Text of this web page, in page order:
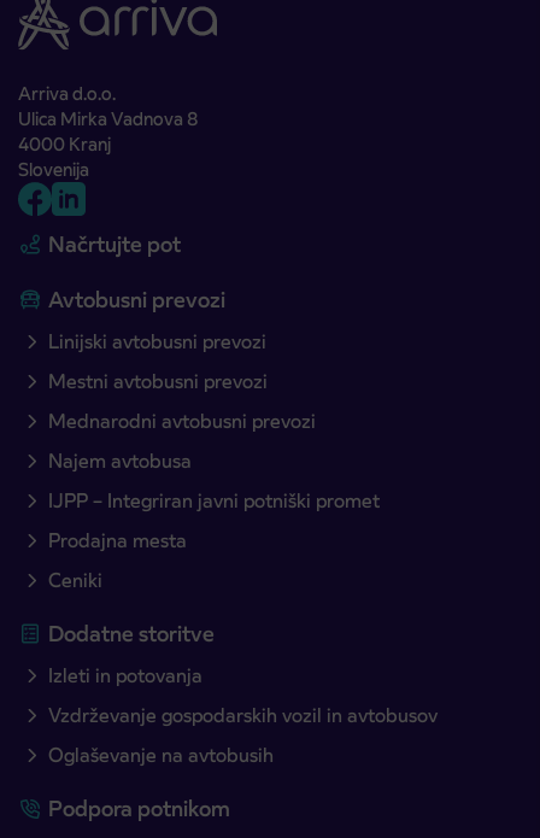
Arriva d.o.o.
Ulica Mirka Vadnova 8
4000 Kranj
Slovenija
Načrtujte pot
Avtobusni prevozi
Linijski avtobusni prevozi
Mestni avtobusni prevozi
Mednarodni avtobusni prevozi
Najem avtobusa
IJPP – Integriran javni potniški promet
Prodajna mesta
Ceniki
Dodatne storitve
Izleti in potovanja
Vzdrževanje gospodarskih vozil in avtobusov
Oglaševanje na avtobusih
Podpora potnikom